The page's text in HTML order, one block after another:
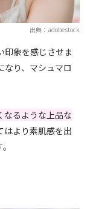
出典：adobestock
印象を感じさせま
なり、マシュマロ
なるような上品な
はより素肌感を出